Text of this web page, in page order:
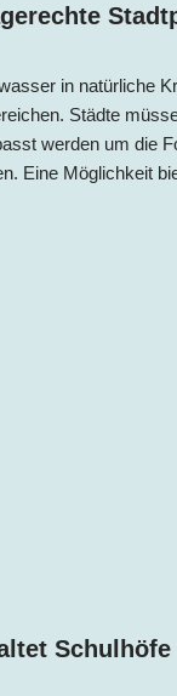
in natürliche
Städte
werden um die
Eine Möglichkeit
Schulhöfe